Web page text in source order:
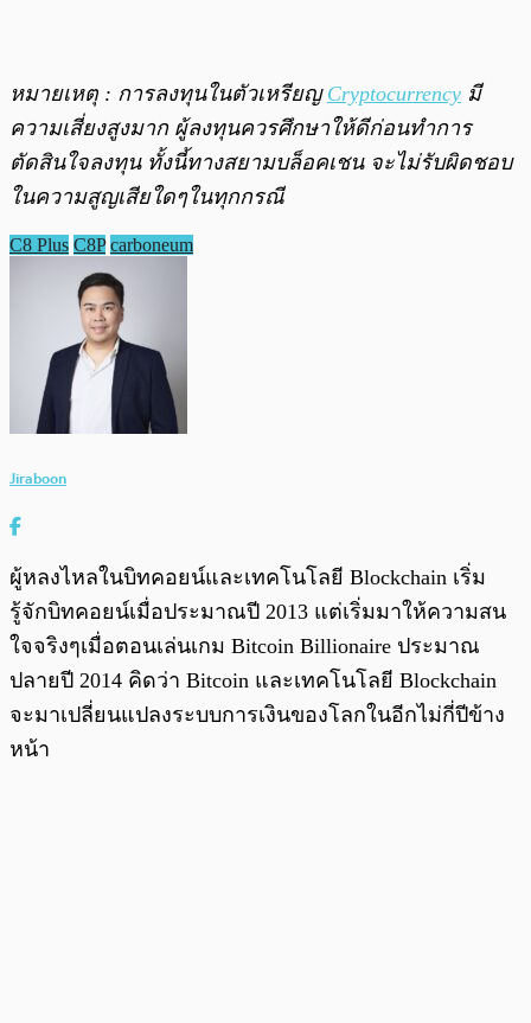
หมายเหตุ : การลงทุนในตัวเหรียญ Cryptocurrency มี
ความเสี่ยงสูงมาก ผู้ลงทุนควรศึกษาให้ดีก่อนทำการ
ตัดสินใจลงทุน ทั้งนี้ทางสยามบล็อคเชน จะไม่รับผิดชอบ
ในความสูญเสียใดๆในทุกกรณี
C8 Plus C8P carboneum
Jiraboon
ผู้หลงไหลในบิทคอยน์และเทคโนโลยี Blockchain เริ่ม
รู้จักบิทคอยน์เมื่อประมาณปี 2013 แต่เริ่มมาให้ความสน
ใจจริงๆเมื่อตอนเล่นเกม Bitcoin Billionaire ประมาณ
ปลายปี 2014 คิดว่า Bitcoin และเทคโนโลยี Blockchain
จะมาเปลี่ยนแปลงระบบการเงินของโลกในอีกไม่กี่ปีข้าง
หน้า